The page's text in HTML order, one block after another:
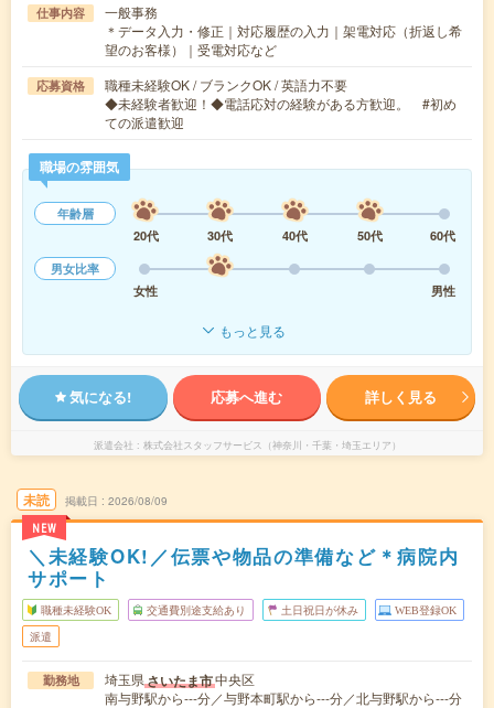
仕事内容
一般事務
＊データ入力・修正｜対応履歴の入力｜架電対応（折返し希
望のお客様）｜受電対応など
応募資格
職種未経験OK / ブランクOK / 英語力不要
◆未経験者歓迎！◆電話応対の経験がある方歓迎。 #初め
ての派遣歓迎
職場の雰囲気
年齢層
20代
30代 40代 50代
60代
男女比率
女性
男性
もっと見る
気になる! 応募へ進む 詳しく見る
派遣会社 株式会社スタッフサービス（神奈川・千葉・埼玉エリア）
未読
NEW
掲載日 2026/08/09
＼未経験OK!／伝票や物品の準備など＊病院内
サポート
職種未経験OK 交通費別途支給あり 土日祝日が休み WEB登録OK
派遣
勤務地 埼玉県さいたま市中央区
南与野駅から---分／与野本町駅から---分／北与野駅から---分